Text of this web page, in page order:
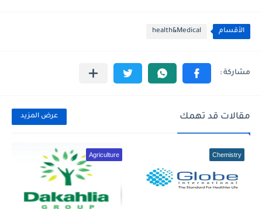
الأقسام health&Medical
مقالات قد تهمك عرض المزيد
Chemistry
Agriculture